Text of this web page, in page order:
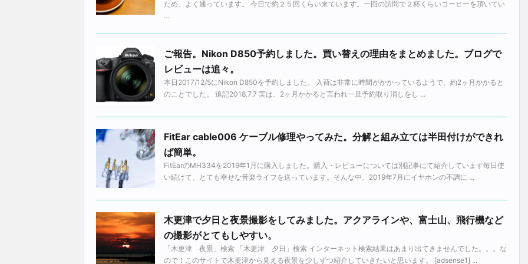
ため、よく通っています。 今日で約２５回くらい来ています。一回の訪問で２杯くらいコーヒーを頂いてい
...
ご報告。Nikon D850予約しました。買い替えの理由をまとめました。ブログで
レビューは追々。
本日2017/12/5にNikon D850を予約しました。 入荷は非常に時間がかかっているようで、約2ヶ月かかると
のことでした。 追記2018.7.7 実は、2ヶ月かかると言われ一旦予約取り消しをし ...
FitEar cable006 ケーブル修理やってみた。分解と組み立ては半田付けができれ
ば簡単。
FitEarのMH334を2019年1月に購入しました。購入・レビューについては別記事にて紹介しています毎日使
い続けて、とても幸せな音楽ライフを送っています。そんな中、2019年7月にイヤホンの不調に ...
木更津で夕日と夜景撮影をしてみました。アクアラインや、富士山、飛行機など
の撮影がとてもしやすい。
「木更津 夜景」検索 「木更津 夕日」検索 インターネット検索結果はあまり出てきませんでした。。。な
ので！このサイトで木更津から見える夜景を少しずつ紹介していきたいと思います。 [adsense1] ...